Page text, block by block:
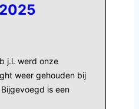
j.l. werd onze
weer gehouden bij
is een